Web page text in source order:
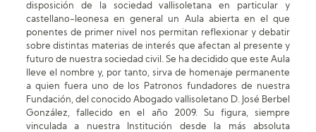
disposición de la sociedad vallisoletana en particular y
castellano-leonesa en general un Aula abierta en el que
ponentes de primer nivel nos permitan reflexionar y debatir
sobre distintas materias de interés que afectan al presente y
futuro de nuestra sociedad civil. Se ha decidido que este Aula
lleve el nombre y, por tanto, sirva de homenaje permanente
a quien fuera uno de los Patronos fundadores de nuestra
Fundación, del conocido Abogado vallisoletano D. José Berbel
González, fallecido en el año 2009. Su figura, siempre
vinculada a nuestra Institución desde la más absoluta